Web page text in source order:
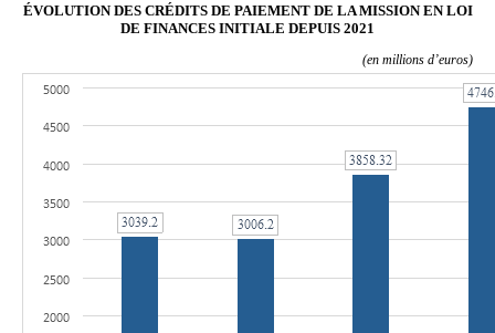
ÉVOLUTION DES CRÉDITS DE PAIEMENT DE LA MISSION EN LOI
DE FINANCES INITIALE DEPUIS 2021
(en millions d’euros)